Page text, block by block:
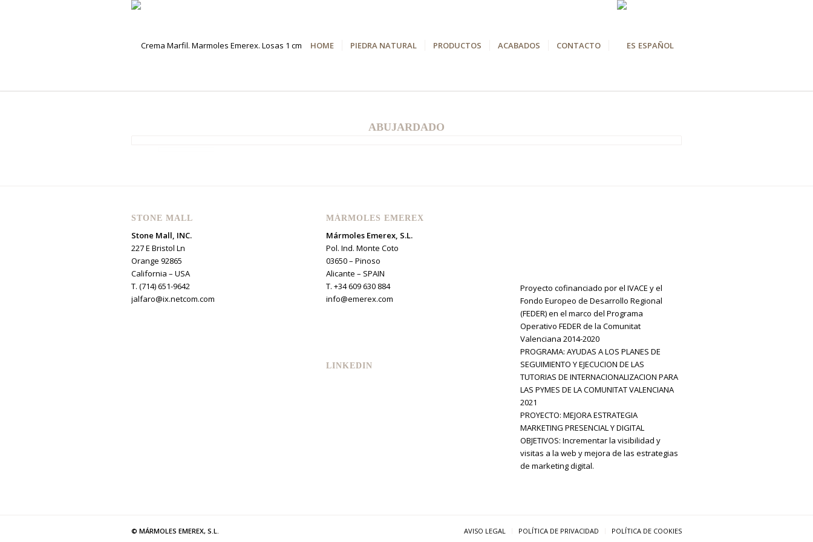
HOME PIEDRA NATURAL PRODUCTOS ACABADOS CONTACTO ESPAÑOL
ABUJARDADO
STONE MALL
Stone Mall, INC.
227 E Bristol Ln
Orange 92865
California – USA
T. (714) 651-9642
jalfaro@ix.netcom.com
MÁRMOLES EMEREX
Mármoles Emerex, S.L.
Pol. Ind. Monte Coto
03650 – Pinoso
Alicante – SPAIN
T. +34 609 630 884
info@emerex.com
LINKEDIN
Proyecto cofinanciado por el IVACE y el
Fondo Europeo de Desarrollo Regional
(FEDER) en el marco del Programa
Operativo FEDER de la Comunitat
Valenciana 2014-2020
PROGRAMA: AYUDAS A LOS PLANES DE
SEGUIMIENTO Y EJECUCION DE LAS
TUTORIAS DE INTERNACIONALIZACION PARA
LAS PYMES DE LA COMUNITAT VALENCIANA
2021
PROYECTO: MEJORA ESTRATEGIA
MARKETING PRESENCIAL Y DIGITAL
OBJETIVOS: Incrementar la visibilidad y
visitas a la web y mejora de las estrategias
de marketing digital.
© MÁRMOLES EMEREX, S.L. AVISO LEGAL POLÍTICA DE PRIVACIDAD POLÍTICA DE COOKIES